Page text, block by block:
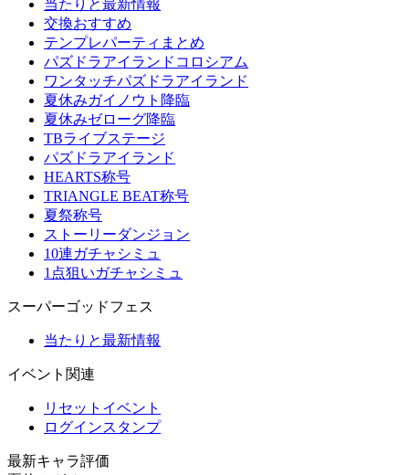
当たりと最新情報
交換おすすめ
テンプレパーティまとめ
パズドラアイランドコロシアム
ワンタッチパズドラアイランド
夏休みガイノウト降臨
夏休みゼローグ降臨
TBライブステージ
パズドラアイランド
HEARTS称号
TRIANGLE BEAT称号
夏祭称号
ストーリーダンジョン
10連ガチャシミュ
1点狙いガチャシミュ
スーパーゴッドフェス
当たりと最新情報
イベント関連
リセットイベント
ログインスタンプ
最新キャラ評価